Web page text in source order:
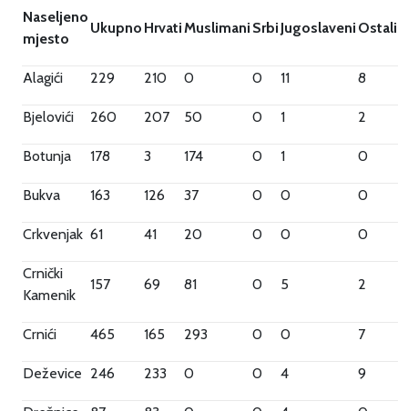
Naseljeno
mjesto
Ukupno HrvatiMuslimani Srbi Jugoslaveni Ostali
Alagići 229 210 0 0 11 8
Bjelovići 260 207 50 0 1 2
Botunja 178 3 174 0 1 0
Bukva 163 126 37 0 0 0
Crkvenjak 61 41 20 0 0 0
Crnički
Kamenik
157 69 81 0 5 2
Crnići 465 165 293 0 0 7
Deževice 246 233 0 0 4 9